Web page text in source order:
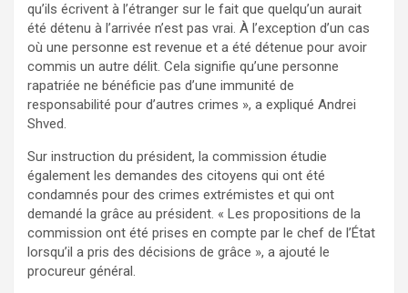
qu’ils écrivent à l’étranger sur le fait que quelqu’un aurait
été détenu à l’arrivée n’est pas vrai. À l’exception d’un cas
où une personne est revenue et a été détenue pour avoir
commis un autre délit. Cela signifie qu’une personne
rapatriée ne bénéficie pas d’une immunité de
responsabilité pour d’autres crimes », a expliqué Andrei
Shved.
Sur instruction du président, la commission étudie
également les demandes des citoyens qui ont été
condamnés pour des crimes extrémistes et qui ont
demandé la grâce au président. « Les propositions de la
commission ont été prises en compte par le chef de l’État
lorsqu’il a pris des décisions de grâce », a ajouté le
procureur général.